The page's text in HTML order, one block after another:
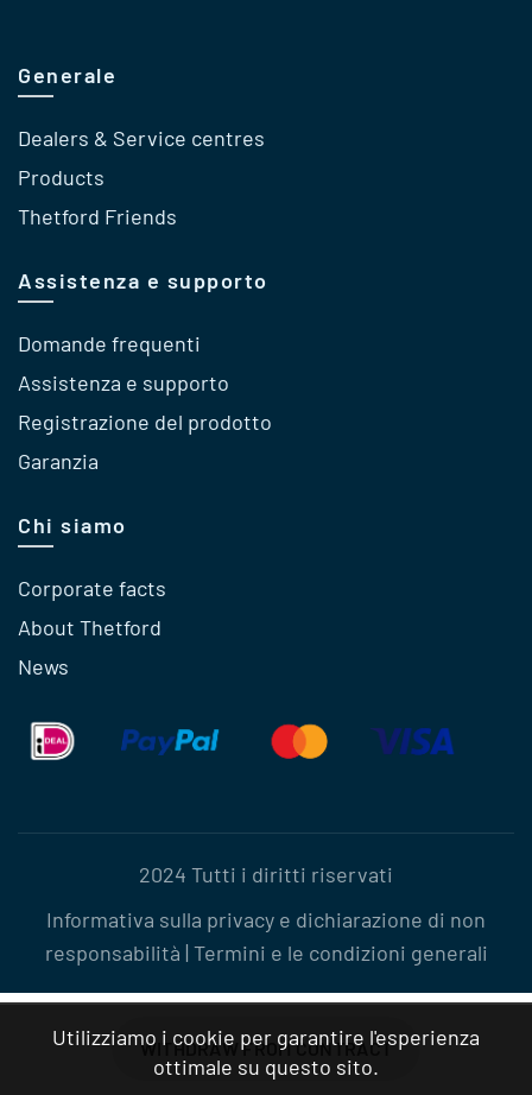
Generale
Dealers & Service centres
Products
Thetford Friends
Assistenza e supporto
Domande frequenti
Assistenza e supporto
Registrazione del prodotto
Garanzia
Chi siamo
Corporate facts
About Thetford
News
2024 Tutti i diritti riservati
Informativa sulla privacy e dichiarazione di non
responsabilità | Termini e le condizioni generali
WITHDRAW FROM CONTRACT
Utilizziamo i cookie per garantire l'esperienza
ottimale su questo sito.